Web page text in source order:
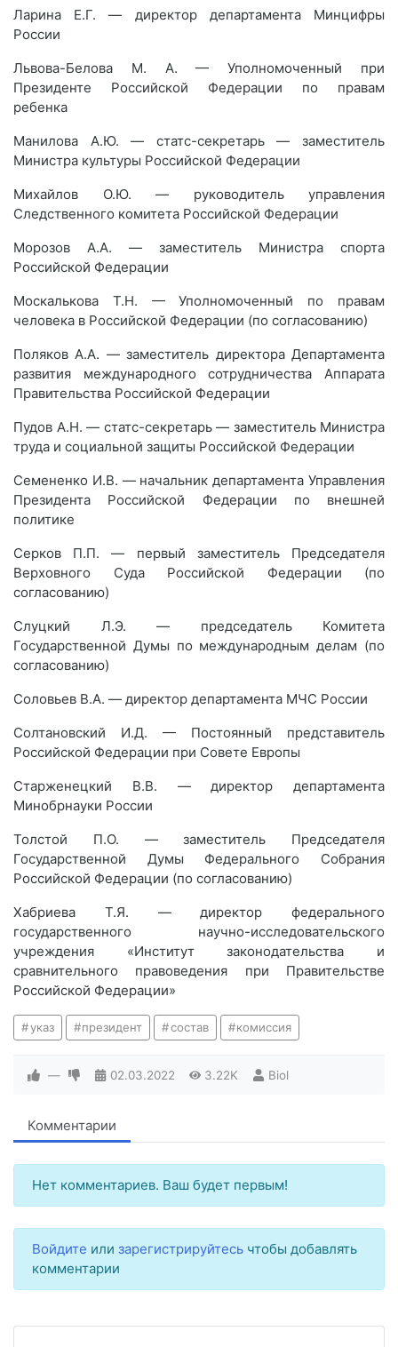
Ларина Е.Г. — директор департамента Минцифры
России
Львова-Белова М. А. — Уполномоченный при
Президенте Российской Федерации по правам
ребенка
Манилова А.Ю. — статс-секретарь — заместитель
Министра культуры Российской Федерации
Михайлов О.Ю. — руководитель управления
Следственного комитета Российской Федерации
Морозов А.А. — заместитель Министра спорта
Российской Федерации
Москалькова Т.Н. — Уполномоченный по правам
человека в Российской Федерации (по согласованию)
Поляков А.А. — заместитель директора Департамента
развития международного сотрудничества Аппарата
Правительства Российской Федерации
Пудов А.Н. — статс-секретарь — заместитель Министра
труда и социальной защиты Российской Федерации
Семененко И.В. — начальник департамента Управления
Президента Российской Федерации по внешней
политике
Серков П.П. — первый заместитель Председателя
Верховного Суда Российской Федерации (по
согласованию)
Слуцкий Л.Э. — председатель Комитета
Государственной Думы по международным делам (по
согласованию)
Соловьев В.А. — директор департамента МЧС России
Солтановский И.Д. — Постоянный представитель
Российской Федерации при Совете Европы
Старженецкий В.В. — директор департамента
Минобрнауки России
Толстой П.О. — заместитель Председателя
Государственной Думы Федерального Собрания
Российской Федерации (по согласованию)
Хабриева Т.Я. — директор федерального
государственного научно-исследовательского
учреждения «Институт законодательства и
сравнительного правоведения при Правительстве
Российской Федерации»
указ президент состав комиссия
— 02.03.2022 3.22K Biol
Комментарии
Нет комментариев. Ваш будет первым!
Войдите или зарегистрируйтесь чтобы добавлять
комментарии